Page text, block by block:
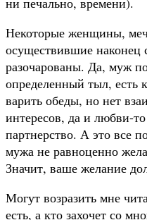
Некоторые женщины,
осуществившие наконец
разочарованы. Да, муж
определенный тыл, есть
варить обеды, но нет
интересов, да и любви-
партнерство. А это все
мужа не равноценно
Значит, ваше желание
Могут возразить мне
есть, а кто захочет со